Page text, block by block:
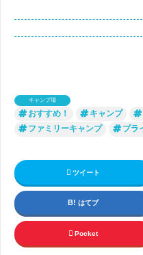
キャンプ場
おすすめ！ キャンプ
ファミリーキャンプ
プラ
ツイート
はてブ
Pocket